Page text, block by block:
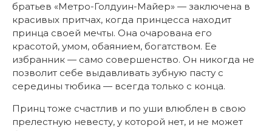
братьев «Метро-Голдуин-Майер» — заключена в
красивых притчах, когда принцесса находит
принца своей мечты. Она очарована его
красотой, умом, обаянием, богатством. Ее
избранник — само совершенство. Он никогда не
позволит себе выдавливать зубную пасту с
середины тюбика — всегда только с конца.
Принц тоже счастлив и по уши влюблен в свою
прелестную невесту, у которой нет, и не может